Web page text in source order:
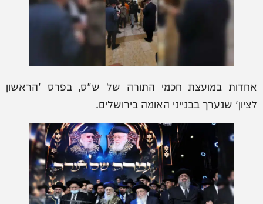
אחדות במועצת חכמי התורה של ש"ס, בפרס 'הראשון
לציון' שנערך בבנייני האומה בירושלים.